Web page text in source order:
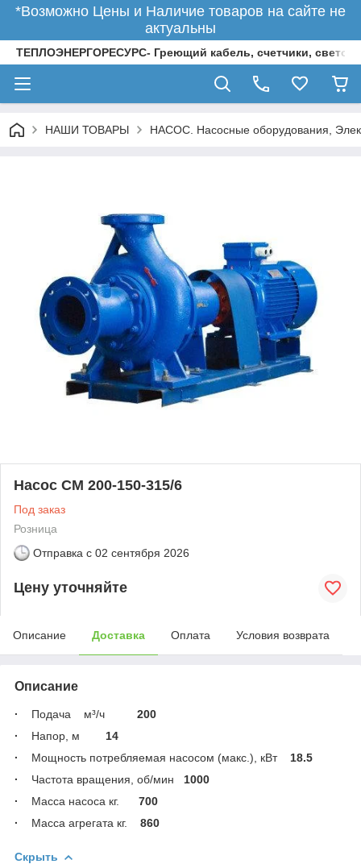
*Возможно Цены и Наличие товаров на сайте не
актуальны
ТЕПЛОЭНЕРГОРЕСУРС- Греющий кабель, счетчики,
НАШИ ТОВАРЫ НАСОС. Насосные оборудования,
Насос СМ 200-150-315/6
Под заказ
Розница
Отправка с 02 сентября 2026
Цену уточняйте
Описание Доставка Оплата Условия возврата
Описание
· Подача м³/ч 200
·
Напор, м 14
·
Мощность потребляемая насосом (макс.), кВт 18.5
·
Частота вращения, об/мин 1000
·
Масса насоса кг. 700
· Масса агрегата кг. 860
Скрыть